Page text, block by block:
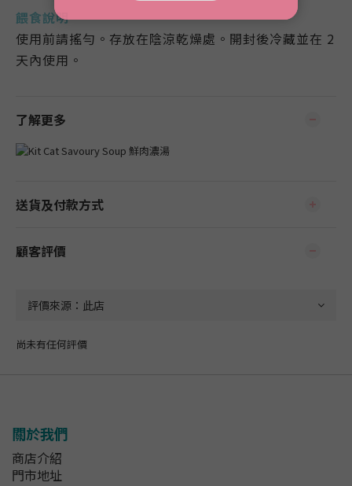
餵食說明
使用前請搖勻。存放在陰涼乾燥處。開封後冷藏並在 2
天內使用。
了解更多
送貨及付款方式
顧客評價
尚未有任何評價
關於我們
商店介紹
門市地址